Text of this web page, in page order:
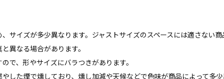
サイズが多少異なります。ジャストサイズのスペースには適さない商
異なる場合があります。
で、形やサイズにバラつきがあります。
した煙で燻しており、燻し加減や天候などで色味が商品によって多少